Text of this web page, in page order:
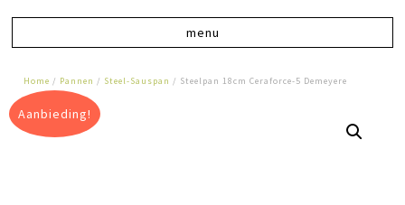
Home / Pannen / Steel-Sauspan / Steelpan 18cm Ceraforce-5 Demeyere
Aanbieding!